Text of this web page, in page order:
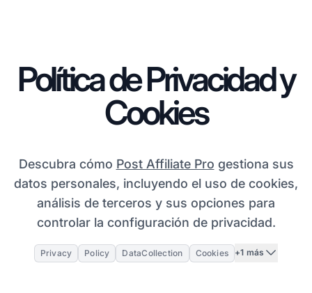
Política de Privacidad y
Cookies
Descubra cómo Post Affiliate Pro gestiona sus
datos personales, incluyendo el uso de cookies,
análisis de terceros y sus opciones para
controlar la configuración de privacidad.
Privacy Policy DataCollection Cookies +1 más